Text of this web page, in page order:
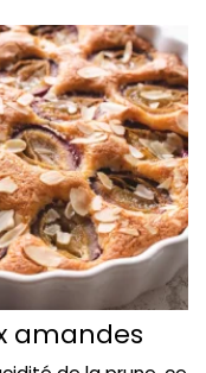
amandes